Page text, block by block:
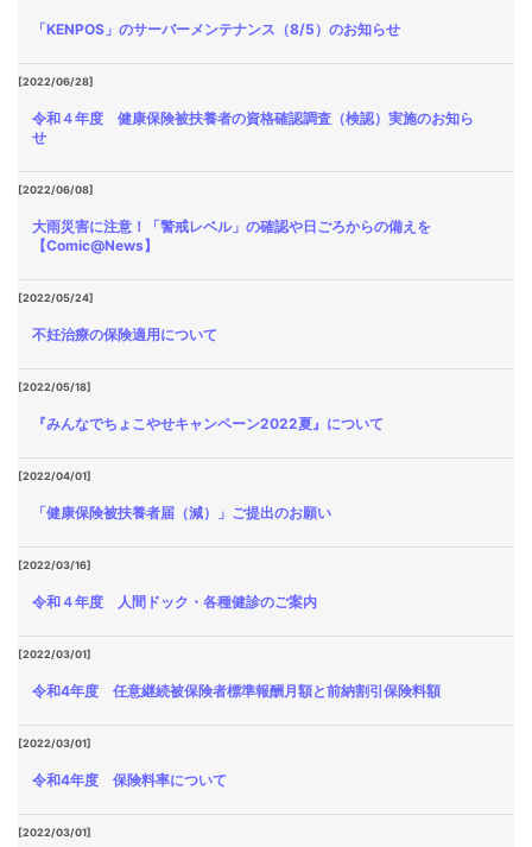
「KENPOS」のサーバーメンテナンス（8/5）のお知らせ
[2022/06/28]
令和４年度 健康保険被扶養者の資格確認調査（検認）実施のお知ら
せ
[2022/06/08]
大雨災害に注意！「警戒レベル」の確認や日ごろからの備えを
【Comic@News】
[2022/05/24]
不妊治療の保険適用について
[2022/05/18]
『みんなでちょこやせキャンペーン2022夏』について
[2022/04/01]
「健康保険被扶養者届（減）」ご提出のお願い
[2022/03/16]
令和４年度 人間ドック・各種健診のご案内
[2022/03/01]
令和4年度 任意継続被保険者標準報酬月額と前納割引保険料額
[2022/03/01]
令和4年度 保険料率について
[2022/03/01]